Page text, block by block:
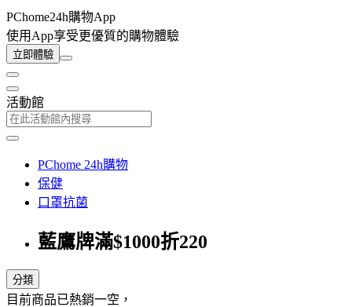
PChome24h購物App
使用App享受更優質的購物體驗
立即體驗
活動館
PChome 24h購物
保健
口罩抗菌
藍鷹牌滿$1000折220
分類
目前商品已熱銷一空，